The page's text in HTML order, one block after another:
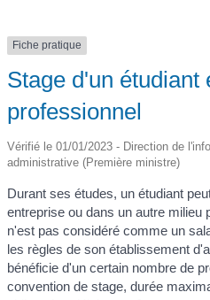
Fiche pratique
Stage d'un étudiant
professionnel
Vérifié le 01/01/2023 - Direction de
administrative (Première ministre)
Durant ses études, un étudiant
entreprise ou dans un autre milieu
n'est pas considéré comme un
les règles de son établissement
bénéficie d'un certain nombre de
convention de stage, durée